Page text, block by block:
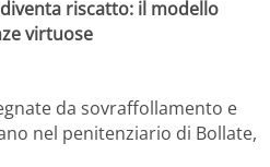
riscatto: il modello
virtuose
da sovraffollamento e
nel penitenziario di Bollate,